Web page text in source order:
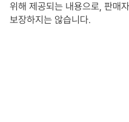
위해 제공되는 내용으로, 판매
보장하지는 않습니다.